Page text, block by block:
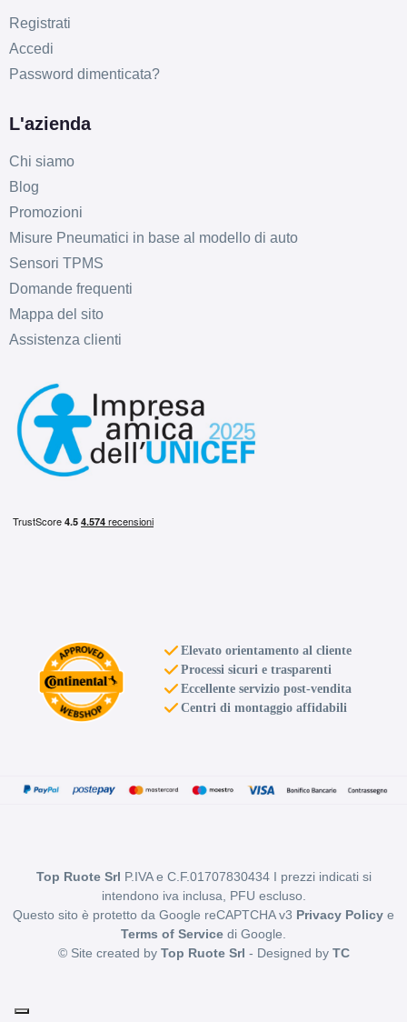
Registrati
Accedi
Password dimenticata?
L'azienda
Chi siamo
Blog
Promozioni
Misure Pneumatici in base al modello di auto
Sensori TPMS
Domande frequenti
Mappa del sito
Assistenza clienti
Elevato orientamento al cliente
Processi sicuri e trasparenti
Eccellente servizio post-vendita
Centri di montaggio affidabili
Top Ruote Srl P.IVA e C.F.01707830434 I prezzi indicati si
intendono iva inclusa, PFU escluso.
Questo sito è protetto da Google reCAPTCHA v3 Privacy Policy e
Terms of Service di Google.
© Site created by Top Ruote Srl - Designed by TC